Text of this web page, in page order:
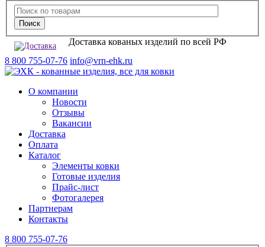
Доставка кованых изделий по всей РФ
8 800 755-07-76 info@vrn-ehk.ru
О компании
Новости
Отзывы
Вакансии
Доставка
Оплата
Каталог
Элементы ковки
Готовые изделия
Прайс-лист
Фотогалерея
Партнерам
Контакты
8 800 755-07-76